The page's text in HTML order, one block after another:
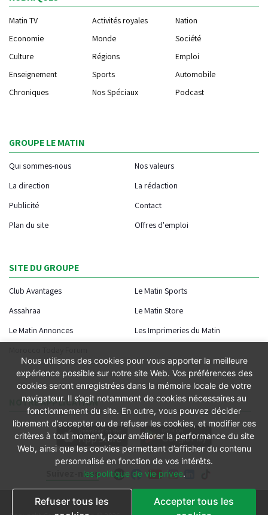
Suivez-nous
Matin TV Activités royales
Nation
Economie
Monde
Société
Culture
Régions
Emploi
Enseignement
Sports
Automobile
Chroniques
Nos Spéciaux Podcast
GROUPE LE MATIN
Qui sommes-nous
Nos valeurs
La direction
La rédaction
Publicité
Contact
Plan du site
Offres d'emploi
SITE DU GROUPE
Club Avantages
Le Matin Sports
Assahraa
Le Matin Store
Le Matin Annonces
Les Imprimeries du Matin
NOTRE APPLICATION
Conditions générales
Nous utilisons des cookies pour vous apporter la meilleure
expérience possible sur notre site Web. Vos préférences des
cookies seront enregistrées dans la mémoire locale de votre
navigateur. Il s’agit notamment de cookies nécessaires au
fonctionnement du site. En outre, vous pouvez décider
librement d’accepter ou de refuser les cookies, et modifier ces
critères à tout moment, pour améliorer la performance du site
Web, ainsi que les cookies permettant d’afficher du contenu
personnalisé en fonction de vos intérêts.
les politique de vie privee.
Refuser tous les
Accepter tous les